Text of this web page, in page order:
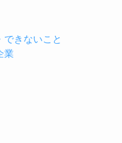
できないこと
業